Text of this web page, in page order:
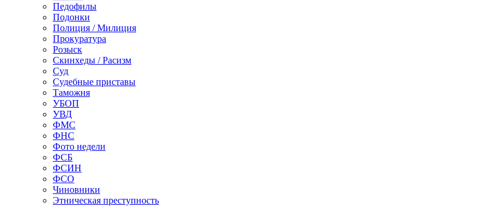
Педофилы
Подонки
Полиция / Милиция
Прокуратура
Розыск
Скинхеды / Расизм
Суд
Судебные приставы
Таможня
УБОП
УВД
ФМС
ФНС
Фото недели
ФСБ
ФСИН
ФСО
Чиновники
Этническая преступность